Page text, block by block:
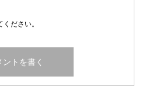
ださい。